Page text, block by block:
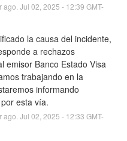
ago. Jul 02 2025 - 12:39 GMT-
la causa del incidente,
a rechazos
emisor Banco Estado Visa
trabajando en la
informando
esta vía.
ago. Jul 02 2025 - 12:33 GMT-